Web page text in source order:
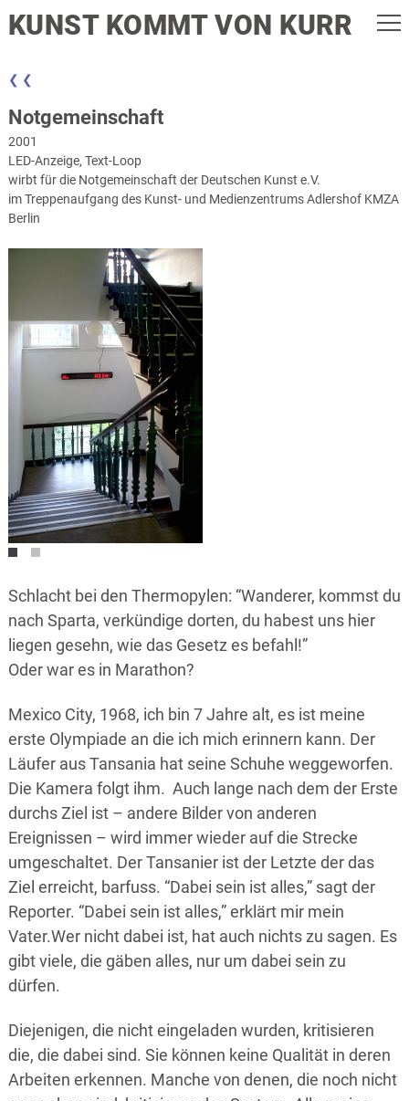
KUNST KOMMT VON KURR
❮ ❮
Notgemeinschaft
2001
LED-Anzeige, Text-Loop
wirbt für die Notgemeinschaft der Deutschen Kunst e.V.
im Treppenaufgang des Kunst- und Medienzentrums Adlershof KMZA
Berlin
Schlacht bei den Thermopylen: “Wanderer, kommst du
nach Sparta, verkündige dorten, du habest uns hier
liegen gesehn, wie das Gesetz es befahl!”
Oder war es in Marathon?
Mexico City, 1968, ich bin 7 Jahre alt, es ist meine
erste Olympiade an die ich mich erinnern kann. Der
Läufer aus Tansania hat seine Schuhe weggeworfen.
Die Kamera folgt ihm. Auch lange nach dem der Erste
durchs Ziel ist – andere Bilder von anderen
Ereignissen – wird immer wieder auf die Strecke
umgeschaltet. Der Tansanier ist der Letzte der das
Ziel erreicht, barfuss. “Dabei sein ist alles,” sagt der
Reporter. “Dabei sein ist alles,” erklärt mir mein
Vater.Wer nicht dabei ist, hat auch nichts zu sagen. Es
gibt viele, die gäben alles, nur um dabei sein zu
dürfen.
Diejenigen, die nicht eingeladen wurden, kritisieren
die, die dabei sind. Sie können keine Qualität in deren
Arbeiten erkennen. Manche von denen, die noch nicht